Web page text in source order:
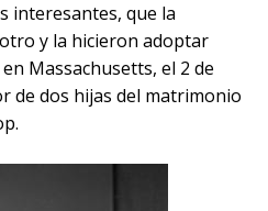
interesantes, que la
y la hicieron adoptar
Massachusetts, el 2 de
de dos hijas del matrimonio